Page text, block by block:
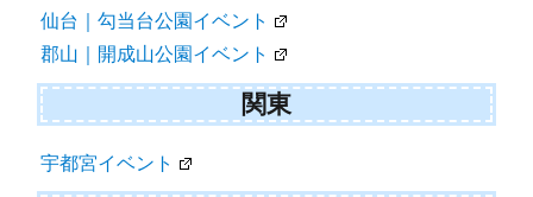
仙台｜勾当台公園イベント
郡山｜開成山公園イベント
関東
宇都宮イベント